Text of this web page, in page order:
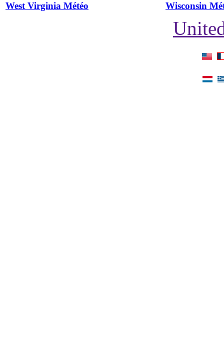
West Virginia Météo Wisconsin